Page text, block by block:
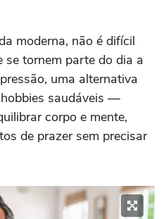
moderna, não é difícil
se tornem parte do dia a
uma alternativa
saudáveis —
corpo e mente,
de prazer sem precisar